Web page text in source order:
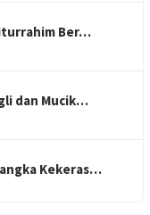
Ber…
dan Mucik…
Kekeras…